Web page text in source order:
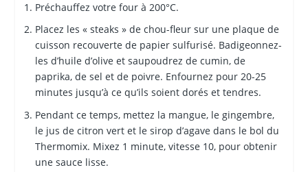
Préchauffez votre four à 200°C.
Placez les « steaks » de chou-fleur sur une plaque de
cuisson recouverte de papier sulfurisé. Badigeonnez-
les d’huile d’olive et saupoudrez de cumin, de
paprika, de sel et de poivre. Enfournez pour 20-25
minutes jusqu’à ce qu’ils soient dorés et tendres.
Pendant ce temps, mettez la mangue, le gingembre,
le jus de citron vert et le sirop d’agave dans le bol du
Thermomix. Mixez 1 minute, vitesse 10, pour obtenir
une sauce lisse.